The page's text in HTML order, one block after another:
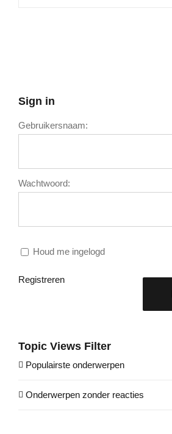
Sign in
Gebruikersnaam:
Wachtwoord:
Houd me ingelogd
Registreren
Topic Views Filter
Populairste onderwerpen
Onderwerpen zonder reacties